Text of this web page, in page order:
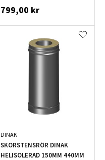
799,00 kr
DINAK
SKORSTENSRÖR DINAK
HELISOLERAD 150MM 440MM